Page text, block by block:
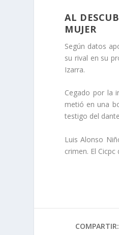
AL
MUJER
Según datos
su rival en su
Izarra.
Cegado por la
metió en una
testigo del
Luis Alonso
crimen. El
COMPARTIR: